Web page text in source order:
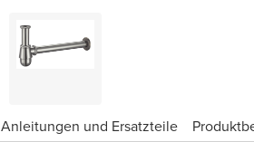
Anleitungen und Ersatzteile